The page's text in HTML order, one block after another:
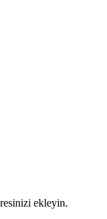
ekleyin.